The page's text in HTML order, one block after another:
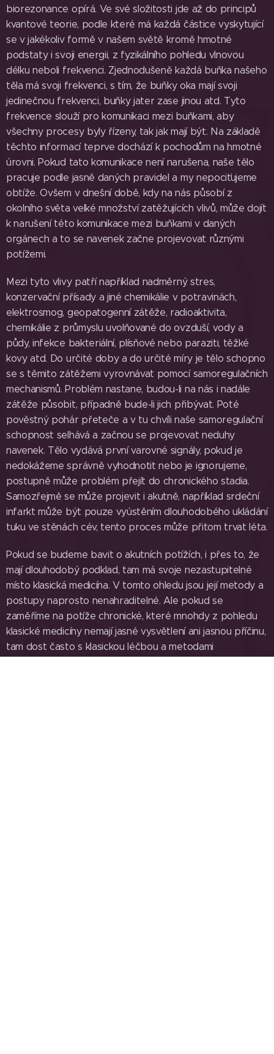
biorezonance opírá. Ve své složitosti jde až do principů
kvantové teorie, podle které má každá částice vyskytující
se v jakékoliv formě v našem světě kromě hmotné
podstaty i svoji energii, z fyzikálního pohledu vlnovou
délku neboli frekvenci. Zjednodušeně každá buňka našeho
těla má svoji frekvenci, s tím, že buňky oka mají svoji
jedinečnou frekvenci, buňky jater zase jinou atd. Tyto
frekvence slouží pro komunikaci mezi buňkami, aby
všechny procesy byly řízeny, tak jak mají být. Na základě
těchto informací teprve dochází k pochodům na hmotné
úrovni. Pokud tato komunikace není narušena, naše tělo
pracuje podle jasně daných pravidel a my nepociťujeme
obtíže. Ovšem v dnešní době, kdy na nás působí z
okolního světa velké množství zatěžujících vlivů, může dojít
k narušení této komunikace mezi buňkami v daných
orgánech a to se navenek začne projevovat různými
potížemi.
Mezi tyto vlivy patří například nadměrný stres,
konzervační přísady a jiné chemikálie v potravinách,
elektrosmog, geopatogenní zátěže, radioaktivita,
chemikálie z průmyslu uvolňované do ovzduší, vody a
půdy, infekce bakteriální, plísňové nebo paraziti, těžké
kovy atd. Do určité doby a do určité míry je tělo schopno
se s těmito zátěžemi vyrovnávat pomocí samoregulačních
mechanismů. Problém nastane, budou-li na nás i nadále
zátěže působit, případně bude-li jich přibývat. Poté
pověstný pohár přeteče a v tu chvíli naše samoregulační
schopnost selhává a začnou se projevovat neduhy
navenek. Tělo vydává první varovné signály, pokud je
nedokážeme správně vyhodnotit nebo je ignorujeme,
postupně může problém přejít do chronického stadia.
Samozřejmě se může projevit i akutně, například srdeční
infarkt může být pouze vyústěním dlouhodobého ukládání
tuku ve stěnách cév, tento proces může přitom trvat léta.
Pokud se budeme bavit o akutních potížích, i přes to, že
mají dlouhodobý podklad, tam má svoje nezastupitelné
místo klasická medicína. V tomto ohledu jsou její metody a
postupy naprosto nenahraditelné. Ale pokud se
zaměříme na potíže chronické, které mnohdy z pohledu
klasické medicíny nemají jasné vysvětlení ani jasnou příčinu,
tam dost často s klasickou léčbou a metodami